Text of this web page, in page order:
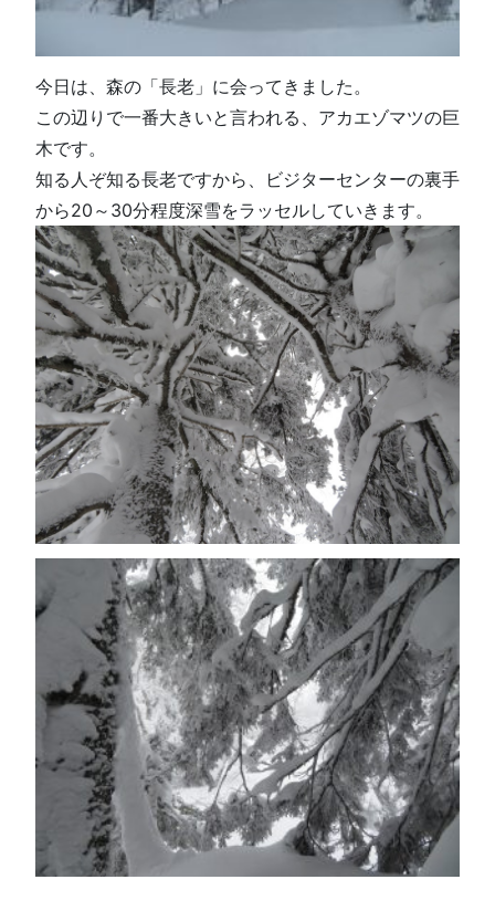
今日は、森の「長老」に会ってきました。
この辺りで一番大きいと言われる、アカエゾマツの巨
木です。
知る人ぞ知る長老ですから、ビジターセンターの裏手
から20～30分程度深雪をラッセルしていきます。